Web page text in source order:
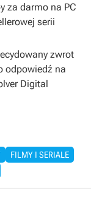
za darmo na PC
serii
zwrot
odpowiedź na
Digital
FILMY I SERIALE